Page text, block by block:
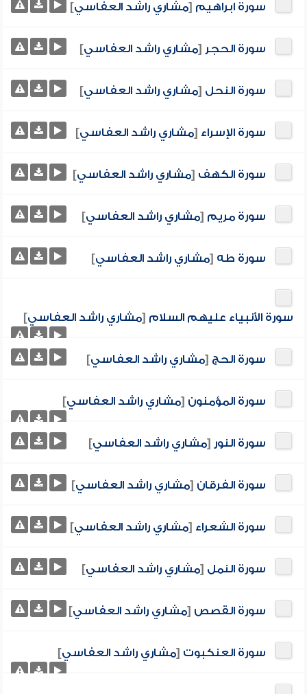
سورة ابراهيم [مشاري راشد العفاسي]
سورة الحجر [مشاري راشد العفاسي]
سورة النحل [مشاري راشد العفاسي]
سورة الإسراء [مشاري راشد العفاسي]
سورة الكهف [مشاري راشد العفاسي]
سورة مريم [مشاري راشد العفاسي]
سورة طه [مشاري راشد العفاسي]
سورة الأنبياء عليهم السلام [مشاري راشد العفاسي]
سورة الحج [مشاري راشد العفاسي]
سورة المؤمنون [مشاري راشد العفاسي]
سورة النور [مشاري راشد العفاسي]
سورة الفرقان [مشاري راشد العفاسي]
سورة الشعراء [مشاري راشد العفاسي]
سورة النمل [مشاري راشد العفاسي]
سورة القصص [مشاري راشد العفاسي]
سورة العنكبوت [مشاري راشد العفاسي]